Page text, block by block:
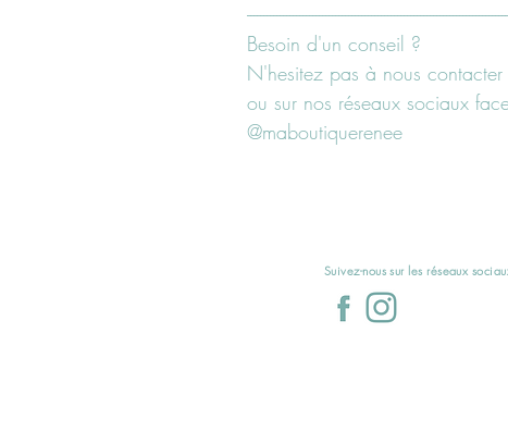
--------------------------------------------------------------------------------
Besoin d'un conseil ?
N'hesitez pas à nous
ou sur nos réseaux sociaux
@maboutiquerenee
Suivez-nous sur les réseaux